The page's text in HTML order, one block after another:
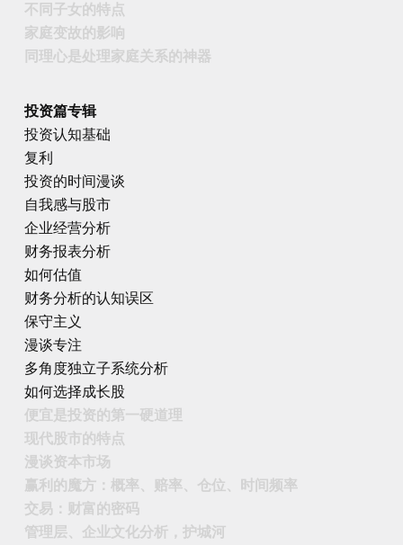
不同子女的特点
家庭变故的影响
同理心是处理家庭关系的神器
投资篇专辑
投资认知基础
复利
投资的时间漫谈
自我感与股市
企业经营分析
财务报表分析
如何估值
财务分析的认知误区
保守主义
漫谈专注
多角度独立子系统分析
如何选择成长股
便宜是投资的第一硬道理
现代股市的特点
漫谈资本市场
赢利的魔方：概率、赔率、仓位、时间频率
交易：财富的密码
管理层、企业文化分析，护城河